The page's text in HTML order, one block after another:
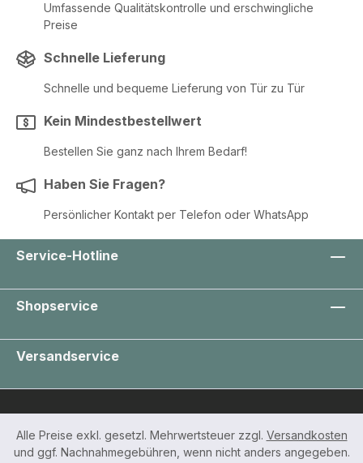
Umfassende Qualitätskontrolle und erschwingliche
Preise
Schnelle Lieferung
Schnelle und bequeme Lieferung von Tür zu Tür
Kein Mindestbestellwert
Bestellen Sie ganz nach Ihrem Bedarf!
Haben Sie Fragen?
Persönlicher Kontakt per Telefon oder WhatsApp
Service-Hotline
Shopservice
Versandservice
Alle Preise exkl. gesetzl. Mehrwertsteuer zzgl. Versandkosten
und ggf. Nachnahmegebühren, wenn nicht anders angegeben.